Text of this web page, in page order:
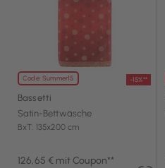
Code: Summer15 -15%**
Bassetti
Satin-Bettwäsche
BxT: 135x200 cm
126,65 € mit Coupon**